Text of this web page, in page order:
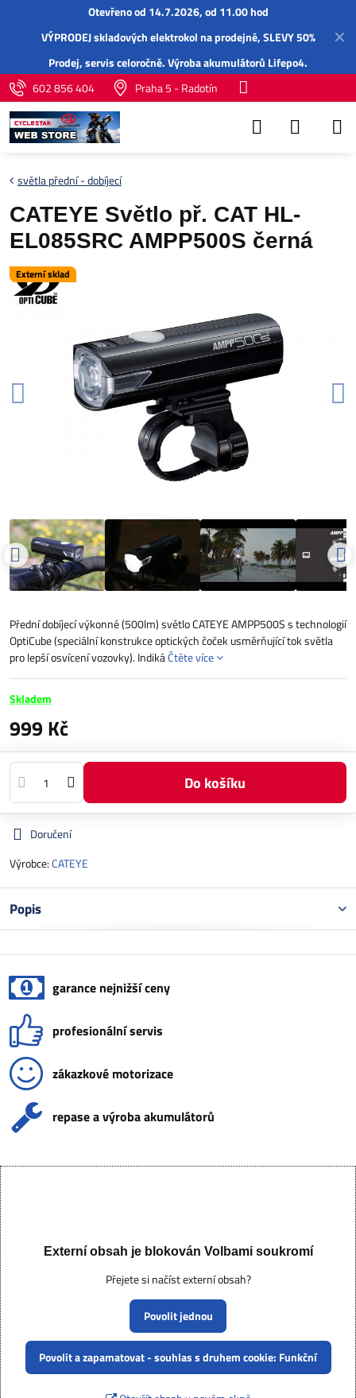
✕
Otevřeno od 14.7.2026, od 11.00 hod
VÝPRODEJ skladových elektrokol na prodejně, SLEVY 50%
Prodej,servisceloročně.Výroba akumulátorů Lifepo4.
602 856 404
Praha 5 - Radotín
Externí sklad
světla přední - dobíjecí
CATEYE Světlo př. CAT HL-
EL085SRC AMPP500S černá
Přední dobíjecí výkonné (500lm) světlo CATEYE AMPP500S s technologií
OptiCube (speciální konstrukce optických čoček usměrňující tok světla
pro lepší osvícení vozovky). IndikáČtěte více
Skladem
999 Kč
Do košíku
Doručení
Výrobce:CATEYE
Popis
garance nejnižší ceny
profesionální servis
zákazkové motorizace
repase a výroba akumulátorů
Externí obsah je blokován Volbami soukromí
Přejete si načíst externí obsah?
Povolit jednou
Povolit a zapamatovat - souhlas s druhem cookie: Funkční